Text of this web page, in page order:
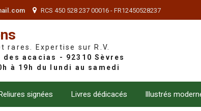
RCS 450 528 237 00016 - FR12450528237
rares. Expertise sur R.V.
signées Livres dédicacés Illustrés